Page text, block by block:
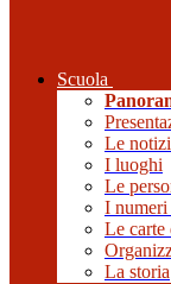
Scuola
Le
I luoghi
Le
I numeri
Le carte
La storia